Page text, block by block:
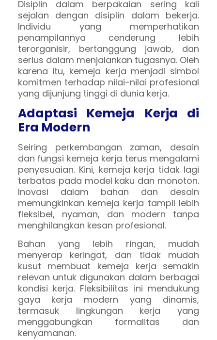
Disiplin dalam berpakaian sering kali
sejalan dengan disiplin dalam bekerja.
Individu yang memperhatikan
penampilannya cenderung lebih
terorganisir, bertanggung jawab, dan
serius dalam menjalankan tugasnya. Oleh
karena itu, kemeja kerja menjadi simbol
komitmen terhadap nilai-nilai profesional
yang dijunjung tinggi di dunia kerja.
Adaptasi Kemeja Kerja di
Era Modern
Seiring perkembangan zaman, desain
dan fungsi kemeja kerja terus mengalami
penyesuaian. Kini, kemeja kerja tidak lagi
terbatas pada model kaku dan monoton.
Inovasi dalam bahan dan desain
memungkinkan kemeja kerja tampil lebih
fleksibel, nyaman, dan modern tanpa
menghilangkan kesan profesional.
Bahan yang lebih ringan, mudah
menyerap keringat, dan tidak mudah
kusut membuat kemeja kerja semakin
relevan untuk digunakan dalam berbagai
kondisi kerja. Fleksibilitas ini mendukung
gaya kerja modern yang dinamis,
termasuk lingkungan kerja yang
menggabungkan formalitas dan
kenyamanan.